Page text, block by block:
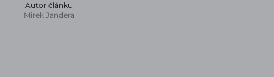
Autor článku
Mirek Jandera